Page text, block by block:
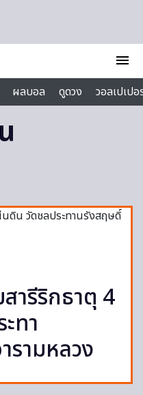
menu
ผลบอล ดูดวง
วอลเปเป
ารีริกธาตุ 4
ทา
รามหลวง